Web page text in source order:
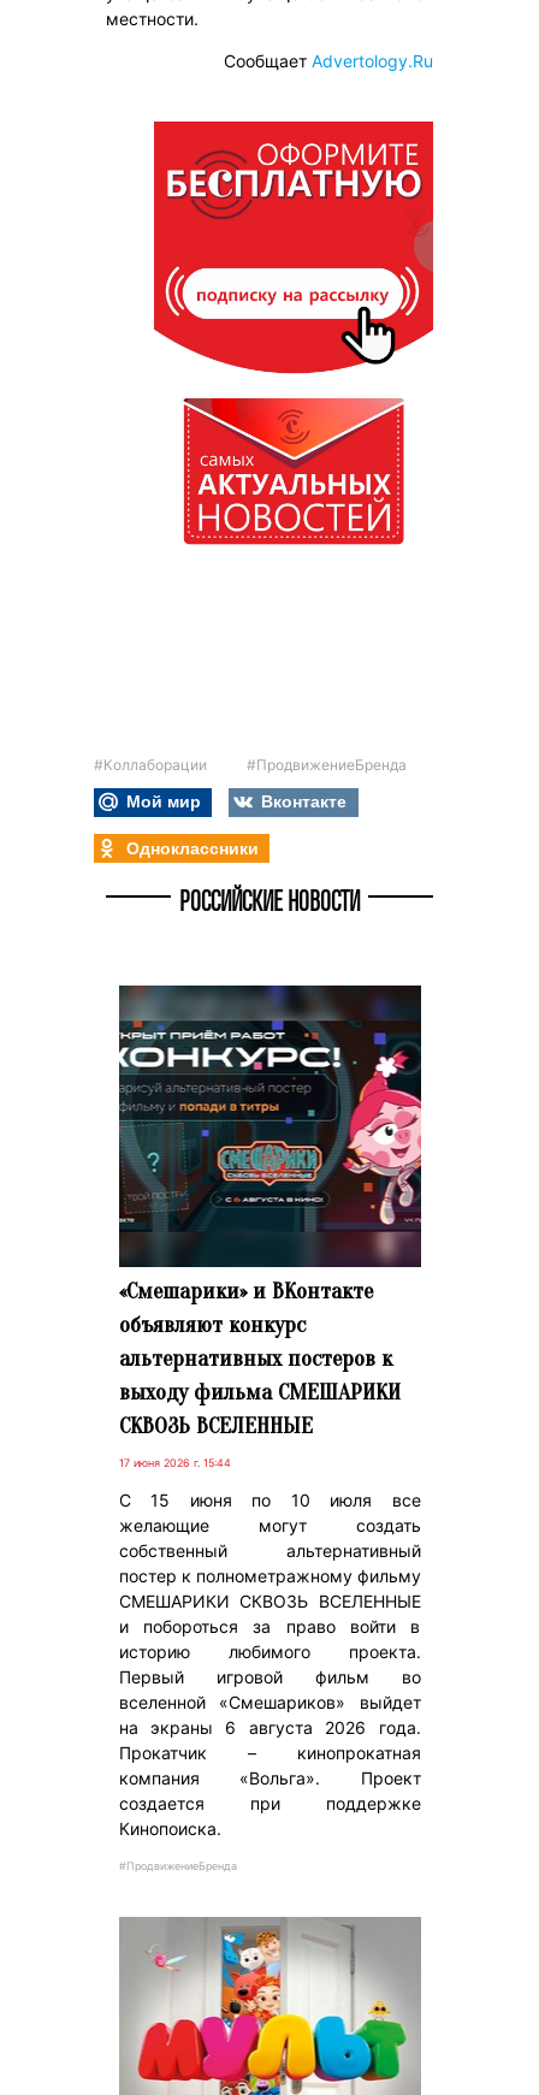
местности.
Сообщает Advertology.Ru
#Коллаборации #ПродвижениеБренда
Мой мир
Вконтакте
Одноклассники
РОССИЙСКИЕ НОВОСТИ
«Смешарики» и ВКонтакте
объявляют конкурс
альтернативных постеров к
выходу фильма СМЕШАРИКИ
СКВОЗЬ ВСЕЛЕННЫЕ
17 июня 2026 г. 15:44
С 15 июня по 10 июля все
желающие могут создать
собственный альтернативный
постер к полнометражному фильму
СМЕШАРИКИ СКВОЗЬ ВСЕЛЕННЫЕ
и побороться за право войти в
историю любимого проекта.
Первый игровой фильм во
вселенной «Смешариков» выйдет
на экраны 6 августа 2026 года.
Прокатчик – кинопрокатная
компания «Вольга». Проект
создается при поддержке
Кинопоиска.
#ПродвижениеБренда